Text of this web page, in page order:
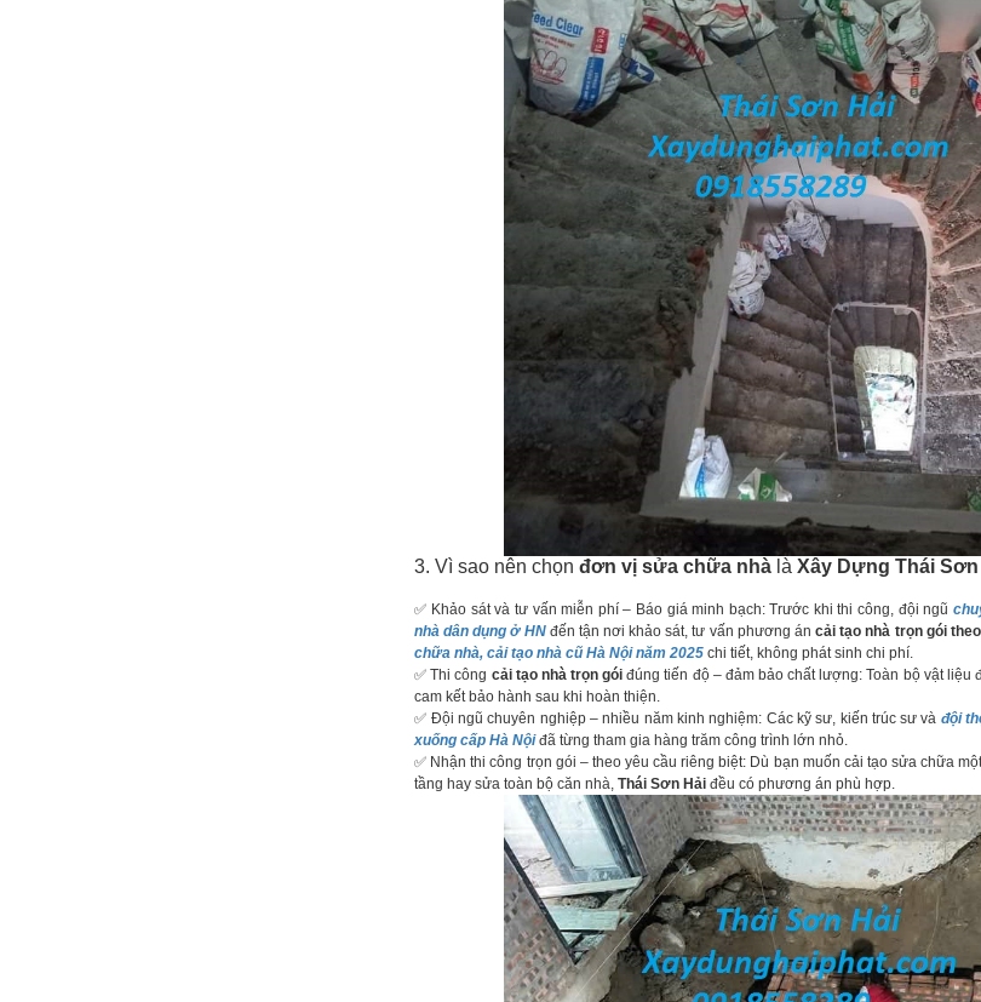
3. Vì sao nên chọn đơn vị sửa chữa nhà là Xây Dựng Thái Sơn
✅ Khảo sát và tư vấn miễn phí – Báo giá minh bạch: Trước khi thi công, đội ngũ
nhà dân dụng ở HNđến tận nơi khảo sát, tư vấn phương áncải tạo nhà trọn gói
chữa nhà, cải tạo nhà cũ Hà Nội năm 2025 chi tiết, không phát sinh chi phí.
✅ Thi công cải tạo nhà trọn gói đúng tiến độ – đảm bảo chất lượng: Toàn bộ vật liệu
cam kết bảo hành sau khi hoàn thiện.
✅ Đội ngũ chuyên nghiệp – nhiều năm kinh nghiệm: Các kỹ sư, kiến trúc sư và đội
xuống cấp Hà Nộiđã từng tham gia hàng trăm công trình lớn nhỏ.
✅ Nhận thi công trọn gói – theo yêu cầu riêng biệt: Dù bạn muốn cải tạo sửa chữa
tầng hay sửa toàn bộ căn nhà, Thái Sơn Hải đều có phương án phù hợp.